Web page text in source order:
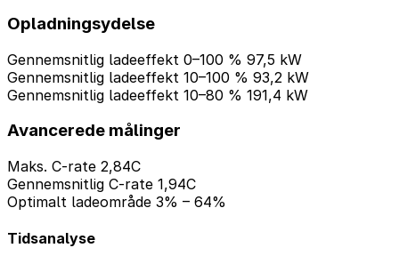
Opladningsydelse
Gennemsnitlig ladeeffekt 0–100 % 97,5 kW
Gennemsnitlig ladeeffekt 10–100 % 93,2 kW
Gennemsnitlig ladeeffekt 10–80 % 191,4 kW
Avancerede målinger
Maks. C-rate 2,84C
Gennemsnitlig C-rate 1,94C
Optimalt ladeområde 3% – 64%
Tidsanalyse